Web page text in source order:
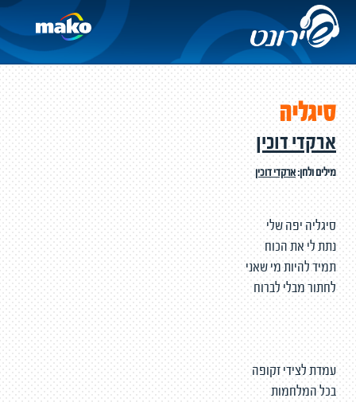
סיגליה
ארקדי דוכין
מילים ולחן:ארקדי דוכין
סיגליה יפה שלי
נתת לי את הכוח
תמיד להיות מי שאני
לחתור מבלי לברוח
עמדת לצידי זקופה
בכל המלחמות